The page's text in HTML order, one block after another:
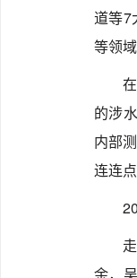
道等7
等领
的涉
内部
连连点